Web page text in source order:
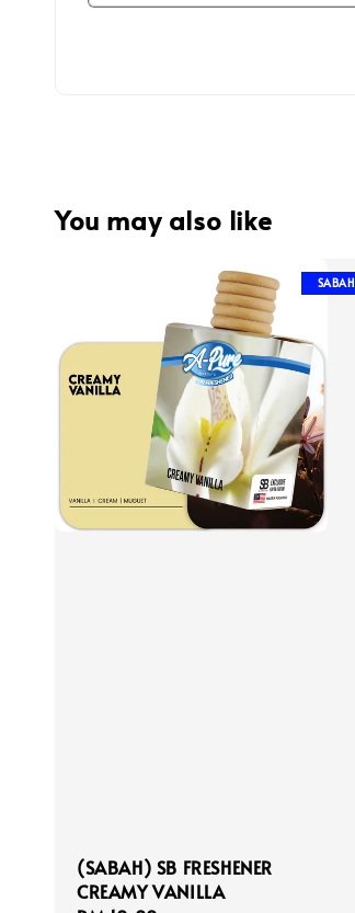
You may also like
SABAH
(SABAH) SB FRESHENER
CREAMY VANILLA